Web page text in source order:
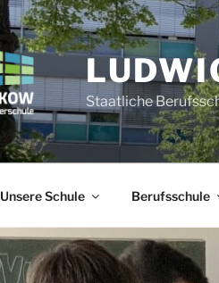
Staatliche
Unsere Schule Berufsschule